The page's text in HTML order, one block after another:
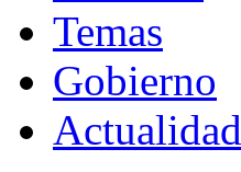
Temas
Gobierno
Actualidad